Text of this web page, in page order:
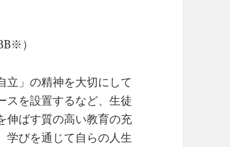
）
立」の精神を大切にして
スを設置するなど、生徒
伸ばす質の高い教育の充
学びを通じて自らの人生